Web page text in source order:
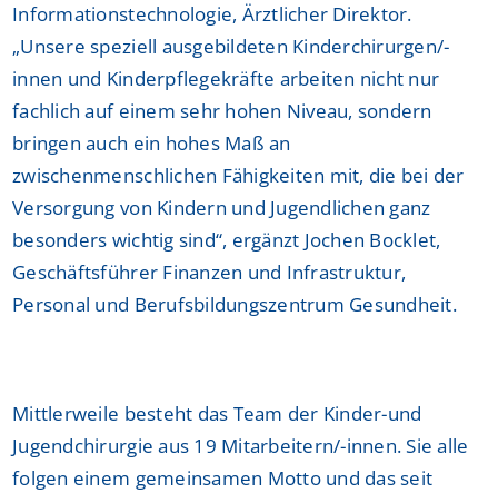
Informationstechnologie, Ärztlicher Direktor.
„Unsere speziell ausgebildeten Kinderchirurgen/-
innen und Kinderpflegekräfte arbeiten nicht nur
fachlich auf einem sehr hohen Niveau, sondern
bringen auch ein hohes Maß an
zwischenmenschlichen Fähigkeiten mit, die bei der
Versorgung von Kindern und Jugendlichen ganz
besonders wichtig sind“, ergänzt Jochen Bocklet,
Geschäftsführer Finanzen und Infrastruktur,
Personal und Berufsbildungszentrum Gesundheit.
Mittlerweile besteht das Team der Kinder-und
Jugendchirurgie aus 19 Mitarbeitern/-innen. Sie alle
folgen einem gemeinsamen Motto und das seit